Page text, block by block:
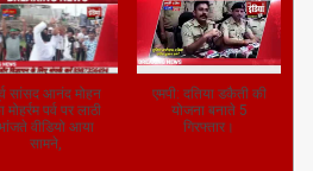
सांसद आनंद मोहन
मोहर्रम पर्व पर लाठी
वीडियो आया
सामने,
एमपी: दतिया डकैती की
योजना बनाते 5
गिरफ्तार।